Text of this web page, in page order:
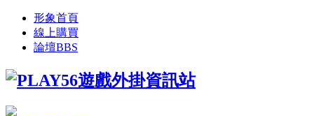
形象首頁
線上購買
論壇BBS